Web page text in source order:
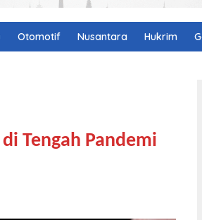
Otomotif Nusantara Hukrim
Tengah Pandemi